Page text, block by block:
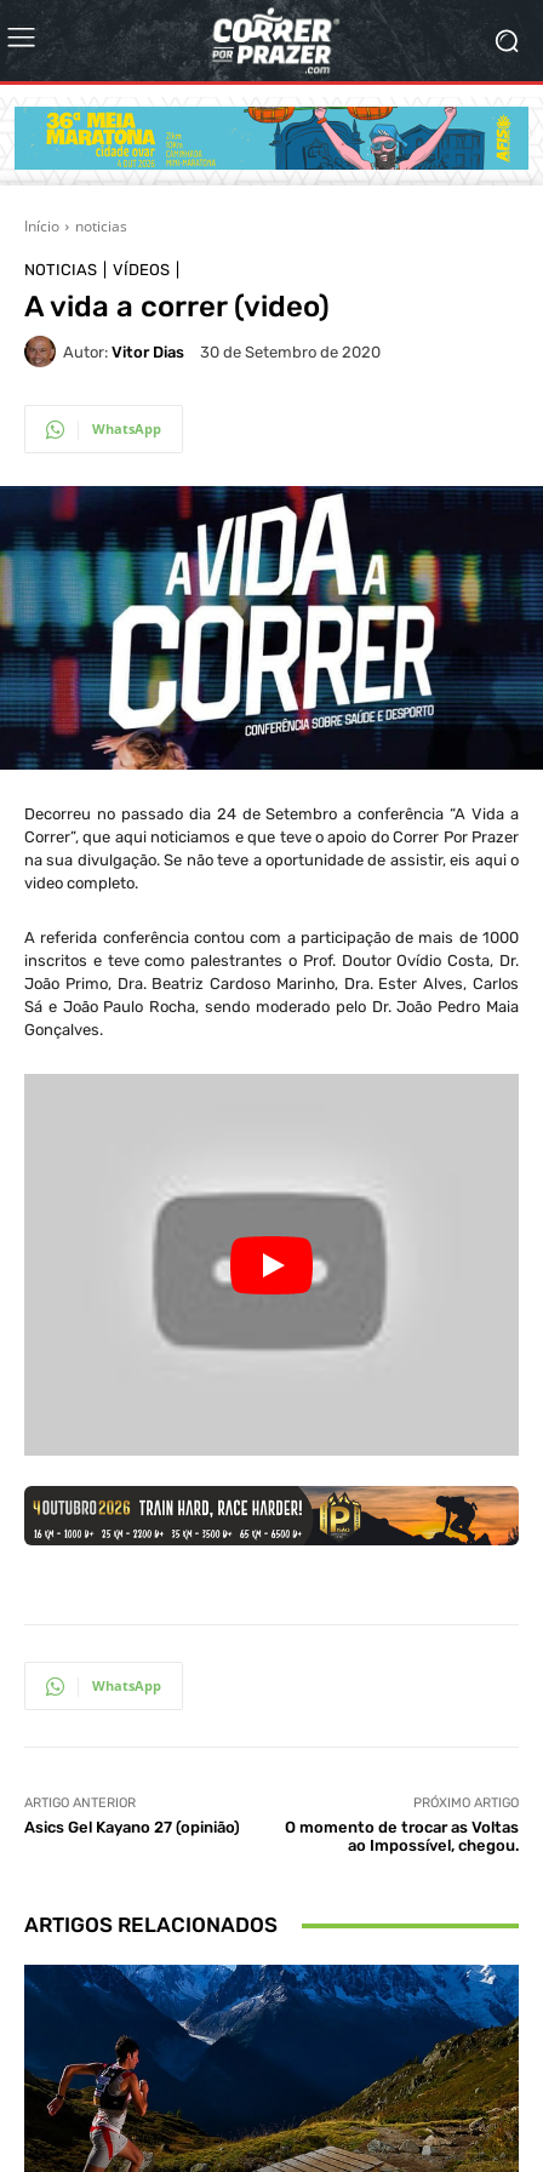
Início noticias
NOTICIAS VÍDEOS
A vida a correr (video)
Autor: Vitor Dias 30 de Setembro de 2020
WhatsApp
Decorreu no passado dia 24 de Setembro a conferência “A Vida a
Correr”, que aqui noticiamos e que teve o apoio do Correr Por Prazer
na sua divulgação. Se não teve a oportunidade de assistir, eis aqui o
video completo.
A referida conferência contou com a participação de mais de 1000
inscritos e teve como palestrantes o Prof. Doutor Ovídio Costa, Dr.
João Primo, Dra. Beatriz Cardoso Marinho, Dra. Ester Alves, Carlos
Sá e João Paulo Rocha, sendo moderado pelo Dr. João Pedro Maia
Gonçalves.
WhatsApp
ARTIGO ANTERIOR
Asics Gel Kayano 27 (opinião)
PRÓXIMO ARTIGO
O momento de trocar as Voltas
ao Impossível, chegou.
ARTIGOS RELACIONADOS